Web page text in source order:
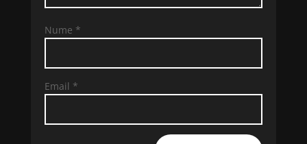
Nume *
Email *